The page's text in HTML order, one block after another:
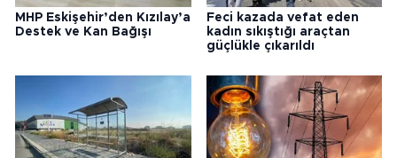
MHP Eskişehir’den Kızılay’a
Destek ve Kan Bağışı
Feci kazada vefat eden
kadın sıkıştığı araçtan
güçlükle çıkarıldı